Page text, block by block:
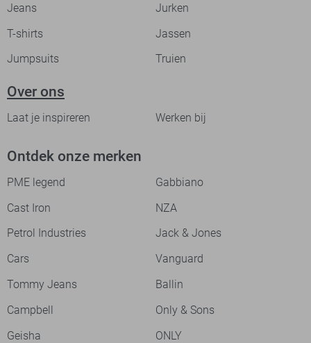
Jeans
Jurken
T-shirts
Jassen
Jumpsuits
Truien
Over ons
Laat je inspireren Werken bij
Ontdek onze merken
PME legend
Gabbiano
Cast Iron
NZA
Petrol Industries
Jack & Jones
Cars
Vanguard
Tommy Jeans
Ballin
Campbell
Only & Sons
Geisha
ONLY